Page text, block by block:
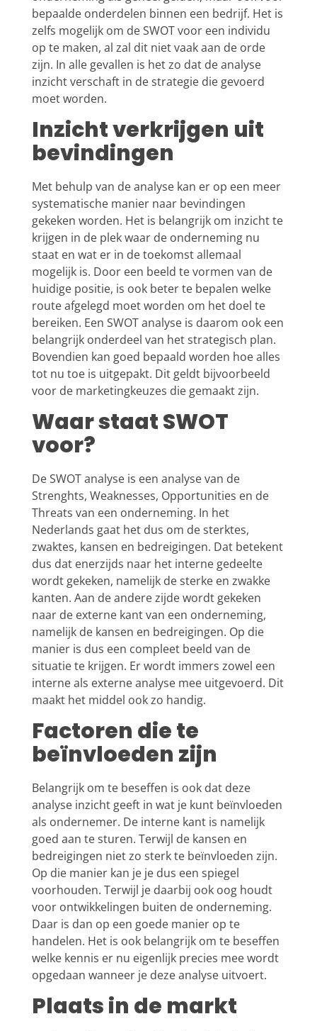
bepaalde onderdelen binnen een bedrijf. Het is
zelfs mogelijk om de SWOT voor een individu
op te maken, al zal dit niet vaak aan de orde
zijn. In alle gevallen is het zo dat de analyse
inzicht verschaft in de strategie die gevoerd
moet worden.
Inzicht verkrijgen uit
bevindingen
Met behulp van de analyse kan er op een meer
systematische manier naar bevindingen
gekeken worden. Het is belangrijk om inzicht te
krijgen in de plek waar de onderneming nu
staat en wat er in de toekomst allemaal
mogelijk is. Door een beeld te vormen van de
huidige positie, is ook beter te bepalen welke
route afgelegd moet worden om het doel te
bereiken. Een SWOT analyse is daarom ook een
belangrijk onderdeel van het strategisch plan.
Bovendien kan goed bepaald worden hoe alles
tot nu toe is uitgepakt. Dit geldt bijvoorbeeld
voor de marketingkeuzes die gemaakt zijn.
Waar staat SWOT
voor?
De SWOT analyse is een analyse van de
Strenghts, Weaknesses, Opportunities en de
Threats van een onderneming. In het
Nederlands gaat het dus om de sterktes,
zwaktes, kansen en bedreigingen. Dat betekent
dus dat enerzijds naar het interne gedeelte
wordt gekeken, namelijk de sterke en zwakke
kanten. Aan de andere zijde wordt gekeken
naar de externe kant van een onderneming,
namelijk de kansen en bedreigingen. Op die
manier is dus een compleet beeld van de
situatie te krijgen. Er wordt immers zowel een
interne als externe analyse mee uitgevoerd. Dit
maakt het middel ook zo handig.
Factoren die te
beïnvloeden zijn
Belangrijk om te beseffen is ook dat deze
analyse inzicht geeft in wat je kunt beïnvloeden
als ondernemer. De interne kant is namelijk
goed aan te sturen. Terwijl de kansen en
bedreigingen niet zo sterk te beïnvloeden zijn.
Op die manier kan je je dus een spiegel
voorhouden. Terwijl je daarbij ook oog houdt
voor ontwikkelingen buiten de onderneming.
Daar is dan op een goede manier op te
handelen. Het is ook belangrijk om te beseffen
welke kennis er nu eigenlijk precies mee wordt
opgedaan wanneer je deze analyse uitvoert.
Plaats in de markt